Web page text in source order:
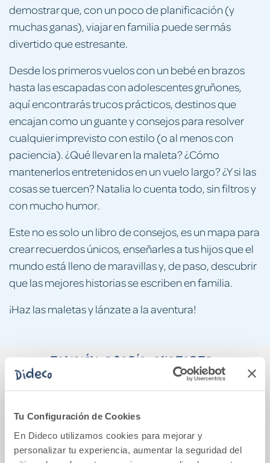
Tu Configuración de Cookies
En Dideco utilizamos cookies para mejorar y
personalizar tu experiencia, aumentar la seguridad del
demostrar que, con un poco de planificación (y
muchas ganas), viajar en familia puede ser más
divertido que estresante.
Desde los primeros vuelos con un bebé en brazos
hasta las escapadas con adolescentes gruñones,
aquí encontrarás trucos prácticos, destinos que
encajan como un guante y consejos para resolver
cualquier imprevisto con estilo (o al menos con
paciencia). ¿Qué llevar en la maleta? ¿Cómo
mantenerlos entretenidos en un vuelo largo? ¿Y si las
cosas se tuercen? Natalia lo cuenta todo, sin filtros y
con mucho humor.
Este no es solo un libro de consejos, es un mapa para
crear recuerdos únicos, enseñarles a tus hijos que el
mundo está lleno de maravillas y, de paso, descubrir
que las mejores historias se escriben en familia.
¡Haz las maletas y lánzate a la aventura!
También podría gustarte...